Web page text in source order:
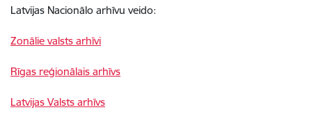
Latvijas Nacionālo arhīvu veido:
Zonālie valsts arhīvi
Rīgas reģionālais arhīvs
Latvijas Valsts arhīvs